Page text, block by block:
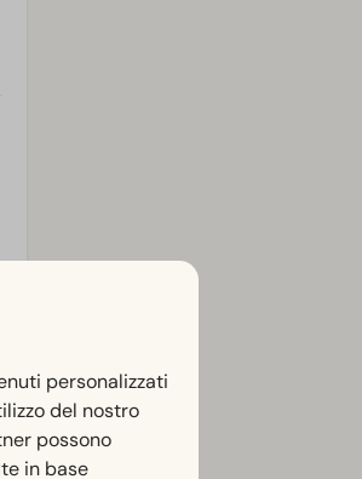
personalizzati
del nostro
possono
in base